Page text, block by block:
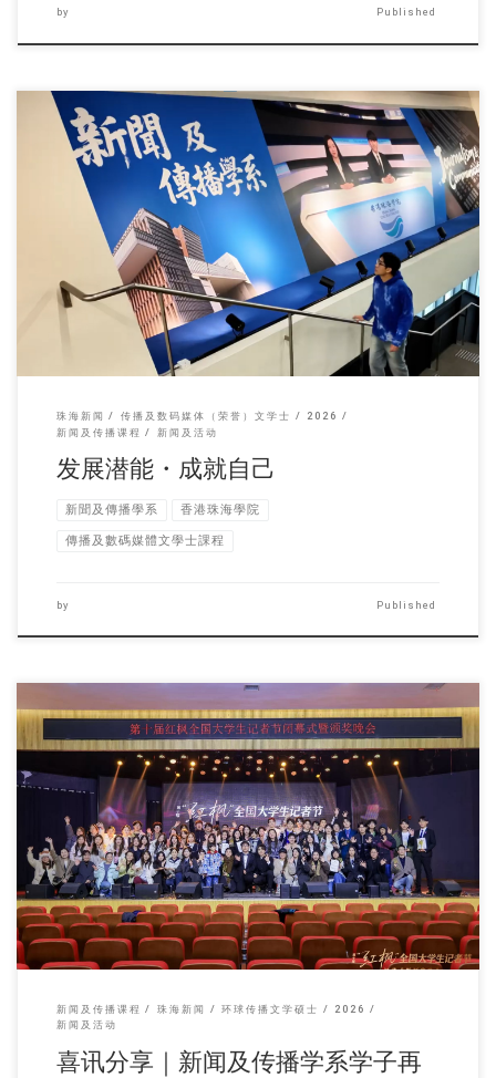
by Published
新闻及传播系四年级本 […]
珠海新闻 传播及数码媒体（荣誉）文学士
2026
新闻及传播课程
新闻及活动
发展潜能・成就自己
新聞及傳播學系 香港珠海學院
傳播及數碼媒體文學士課程
by Published
第十届红枫全国大学生 […]
新闻及传播课程 珠海新闻 环球传播文学硕士
2026
新闻及活动
喜讯分享｜新闻及传播学系学子再